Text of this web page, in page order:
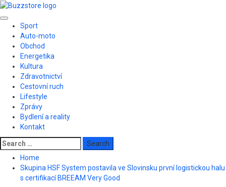
Skip
content
Primary
Menu
Sport
Auto-moto
Obchod
Energetika
Kultura
Zdravotnictví
Cestovní ruch
Lifestyle
Zprávy
Bydlení a reality
Kontakt
Search
for:
Home
Skupina HSF System postavila ve Slovinsku první logistickou halu
s certifikací BREEAM Very Good